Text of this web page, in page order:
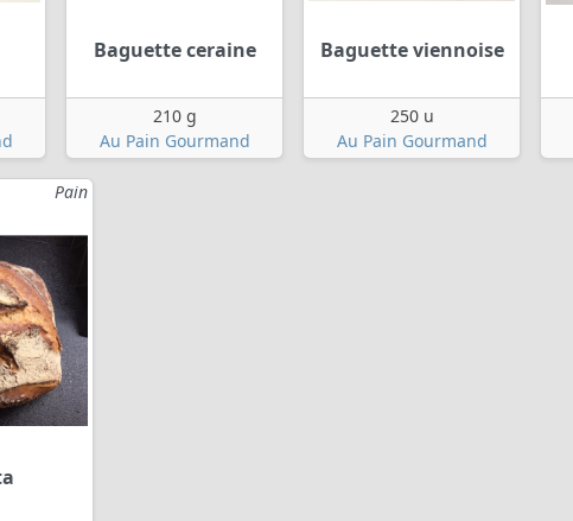
Baguette ceraine
210 g
Au Pain Gourmand
Baguette viennoise
250 u
Au Pain Gourmand
Pain